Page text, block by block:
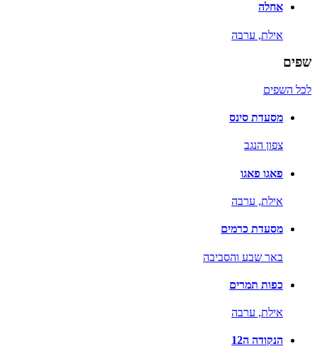
אחלה
אילת, ערבה
שפים
לכל השפים
מסעדת סינס
צפון הנגב
פאגו פאגו
אילת, ערבה
מסעדת כרמים
באר שבע והסביבה
כפות תמרים
אילת, ערבה
הנקודה ה12